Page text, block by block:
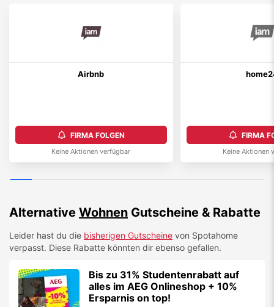
Airbnb
FIRMA FOLGEN
Keine Aktionen verfügbar
FIRMA
Keine Aktionen
Alternative Wohnen Gutscheine & Rabatte
Leider hast du die bisherigen Gutscheine von Spotahome
verpasst. Diese Rabatte könnten dir ebenso gefallen.
Bis zu 31% Studentenrabatt auf
alles im AEG Onlineshop + 10%
Ersparnis on top!